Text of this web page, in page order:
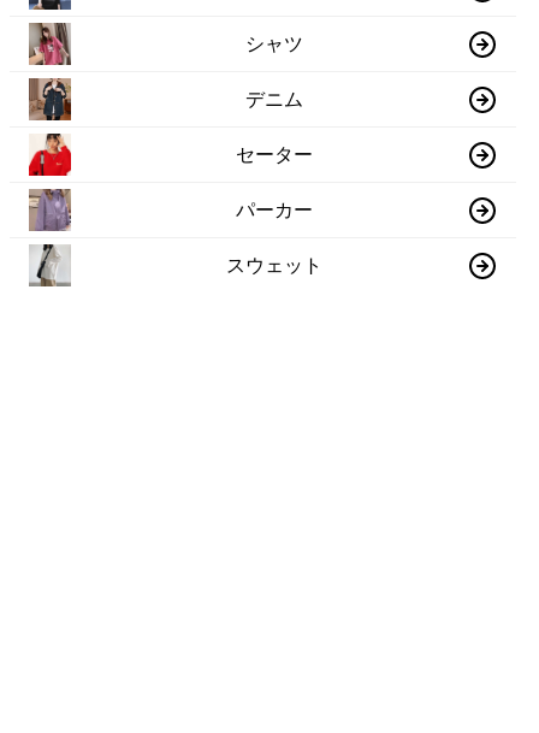
シャツ
デニム
セーター
パーカー
スウェット